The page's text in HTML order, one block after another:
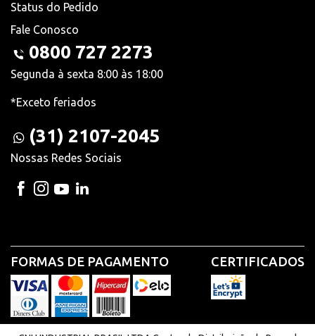
Status do Pedido
Fale Conosco
0800 727 2273
Segunda à sexta 8:00 às 18:00
*Exceto feriados
(31) 2107-2045
Nossas Redes Sociais
FORMAS DE PAGAMENTO CERTIFICADOS